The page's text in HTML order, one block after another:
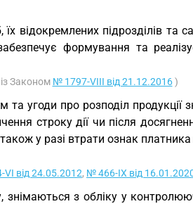
відокремлених підрозділів та
формування та
Законом № 1797-VIII від 21.12.2016)
та угоди про розподіл продукції
строку дії чи після
у разі втрати ознак платника
від 24.05.2012, № 466-IX від
знімаються з обліку у